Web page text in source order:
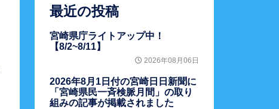
最近の投稿
宮崎県庁ライトアップ中！
【8/2~8/11】
2026年08月06日
2026年8月1日付の宮崎日日新聞に
「宮崎県民一斉検脈月間」の取り
組みの記事が掲載されました